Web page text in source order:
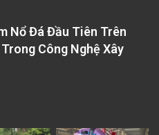
Nổ Đá Đầu Tiên Trên
Công Nghệ Xây